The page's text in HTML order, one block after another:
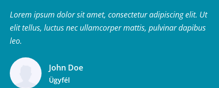
Lorem ipsum dolor sit amet, consectetur adipiscing elit. Ut
elit tellus, luctus nec ullamcorper mattis, pulvinar dapibus
leo.
John Doe
Ügyfél